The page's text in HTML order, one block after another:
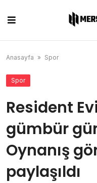
content
Anasayfa » Spor
Spor
Resident
gümbür
Oynanış
paylaşıldı